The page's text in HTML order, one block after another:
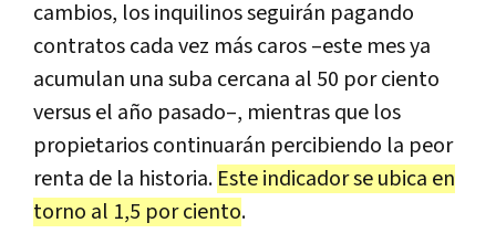
cambios, los inquilinos seguirán pagando
contratos cada vez más caros –este mes ya
acumulan una suba cercana al 50 por ciento
versus el año pasado–, mientras que los
propietarios continuarán percibiendo la peor
renta de la historia. Este indicador se ubica en
torno al 1,5 por ciento.